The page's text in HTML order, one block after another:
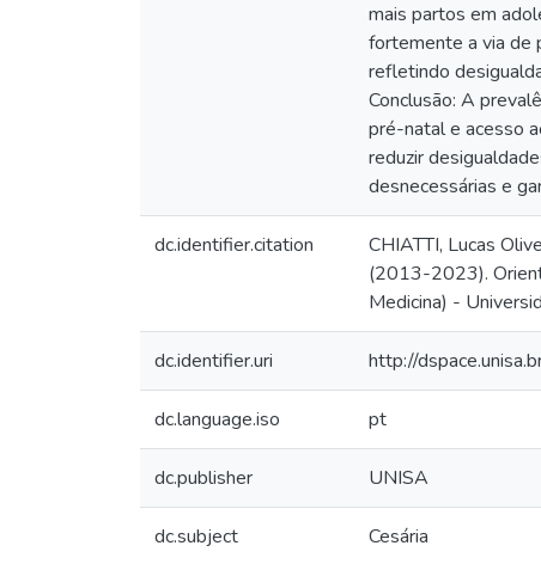
mais partos em
fortemente a via de
refletindo
Conclusão: A
pré-natal e acesso
reduzir
desnecessárias e
dc.identifier.citation
CHIATTI, Lucas
(2013-2023).
Medicina) -
dc.identifier.uri http://
dc.language.iso pt
dc.publisher UNISA
dc.subject Cesária